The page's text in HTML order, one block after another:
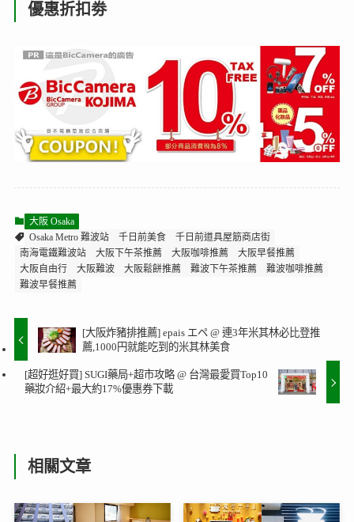
優惠折扣劵
大阪 Osaka
Osaka Metro 難波站
千日前美食
千日前道具屋筋商店街
南海電鐵難波站
大阪下午茶推薦 大阪咖啡推薦
大阪早餐推薦
大阪自由行
大阪難波 大阪鬆餅推薦 難波下午茶推薦
難波咖啡推薦
難波早餐推薦
[大阪炸豬排推薦] epais エペ @ 連3年米其林必比登推
薦,1000円就能吃到的米其林美食
[超好逛好買] SUGI藥局+超市攻略 @ 台灣最愛買Top10
藥妝介紹+最大約17%優惠券下載
相關文章